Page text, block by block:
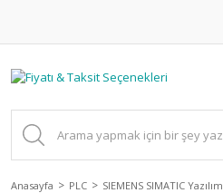
Anasayfa PLC SIEMENS SIMATIC Yazılım